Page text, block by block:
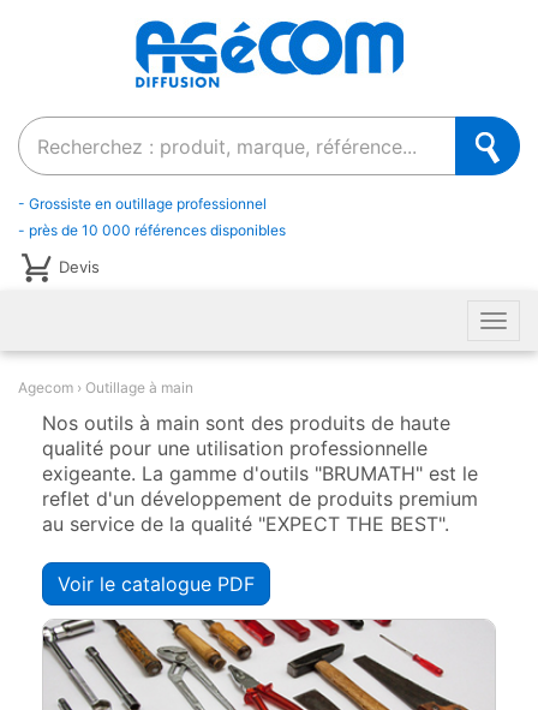
Recherche
- Grossiste en outillage professionnel
- près de 10 000 références disponibles
Devis
Agecom Outillage à main
Nos outils à main sont des produits de haute
qualité pour une utilisation professionnelle
exigeante. La gamme d'outils "BRUMATH" est le
reflet d'un développement de produits premium
au service de la qualité "EXPECT THE BEST".
Voir le catalogue PDF